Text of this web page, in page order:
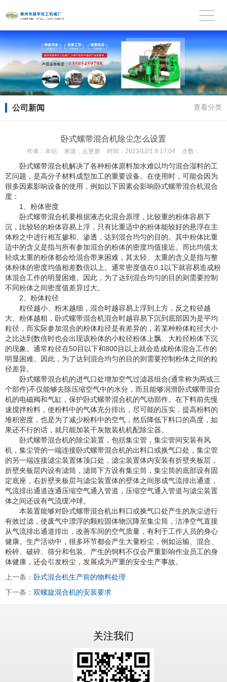
公司新闻 查看分类
卧式螺带混合机除尘怎么设置
作者： 本站 来源： 云更新 时间： 2023/12/1 9:17:04 次数：
卧式螺带混合机解决了各种粉体原料加水难以均匀混合湿料的工
艺问题，是高分子材料成型加工的重要设备。在使用时，可能会因为
很多因素影响设备的使用，例如以下因素会影响卧式螺带混合机混合
度：
1、粉体密度
卧式螺带混合机要根据液态化混合原理，比较重的粉体容易下
沉，比较轻的粉体容易上浮，只有比重适中的粉体能较好的悬浮在主
体粉之中进行相互掺和、渗透，达到混合均匀的目的。其中粉体比重
适中的含义是指与所有参加混合的粉体的密度均值接近。而比均值太
轻或太重的粉体都会给混合带来困难，其太轻、太重的含义是指与整
体粉体的密度均值相差数倍以上。通常密度值在0.1以下就容易造成粉
体混合工作的明显困难。因此，为了达到混合均匀的目的则需要控制
不同粉体之间密度值差异过大。
2、粉体粒径
粒径越小、粉末越细，混合时越容易上浮到上方，反之粒径越
大、粉体越粗，卧式螺带混合机混合时越容易下沉到底部因为是平均
粒径，而实际参加混合的粉体粒径是有差异的，若某种粉体粒径大小
之比达到数倍时也会出现该粉体的小粒径粉体上飘、大粒径粉体下沉
的现象。通常粒径在50目以下和800目以上就会造成粉体混合工作的
明显困难。因此，为了达到混合均匀的目的则需要控制粉体之间的粒
径差异。
卧式螺带混合机的进气口处增加空气过滤器组合(通常称为两或三
个部件)不仅能够去除压缩空气中的水分，而且能够润滑卧式螺带混合
机的电磁阀和气缸，保护卧式螺带混合机的气动部件。在下料前先慢
速搅拌粉料，使粉料中的气体充分排出，尽可能的压实，提高粉料的
堆积密度，也是为了减少粉料中的空气，然后降低下料口的高度，如
果还不行的话，就只能加装干灰散装机机配除尘器。
卧式螺带混合机的除尘装置，包括集尘管，集尘管间安装有风
机，集尘管的一端连接卧式螺带混合机的出料口或换气口处，集尘管
的另一端连接滤尘装置体顶口处，滤尘装置体内安装有折壁夹板层，
折壁夹板层内设有滤筒，滤筒下方设有集尘筒，集尘筒的底部设有固
定底座，右折壁夹板层与滤尘装置体的壁体之间形成气流排出通道，
气流排出通道连通压缩空气通入管道，压缩空气通入管道与滤尘装置
体之间还设有气流缓冲球。
本装置能够对卧式螺带混合机出料口或换气口处产生的灰尘进行
有效过滤，使废气中漂浮的颗粒固体物沉降至集尘筒，洁净空气直接
从气流排出通道排出，改善车间的空气质量，有利于工作人员的身心
健康。生产活动中，很多环节都会产生大量粉尘，例如运输、混合、
粉碎、破碎、筛分和包装。产生的饲料不仅会严重影响作业员工的身
体健康，还会引发粉尘，发展成为严重的安全生产事故。
上一条： 卧式混合机生产前的物料处理
下一条： 双螺旋混合机的安装要求
关注我们